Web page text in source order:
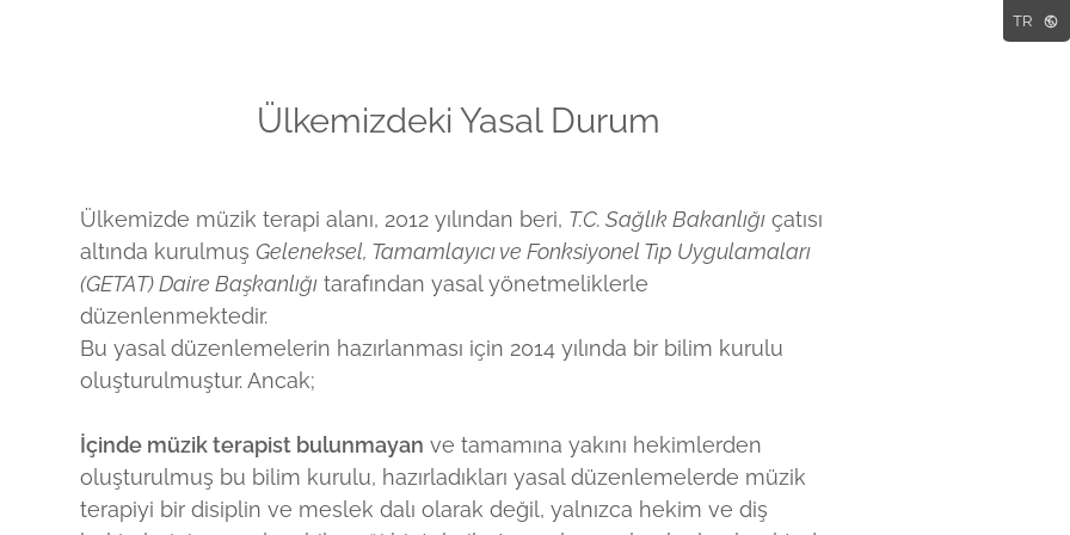
- MTA
MT Eğitimleri
Eğitimleri
MT Dersi
(Ücretsiz)
MT (Ücr.)
- Oxford
- Oxford
Birliği AMTA
TR
Ülkemizdeki Yasal Durum
Ülkemizde müzik terapi alanı, 2012 yılından beri, T.C. Sağlık Bakanlığıçatısı
altında kurulmuş Geleneksel, Tamamlayıcı ve Fonksiyonel Tıp Uygulamaları
(GETAT) Daire Başkanlığıtarafından yasal yönetmeliklerle
düzenlenmektedir.
Bu yasal düzenlemelerin hazırlanması için 2014 yılında bir bilim kurulu
oluşturulmuştur. Ancak;
İçinde müzik terapist bulunmayan ve tamamına yakını hekimlerden
oluşturulmuş bu bilim kurulu, hazırladıkları yasal düzenlemelerde müzik
terapiyi bir disiplin ve meslek dalı olarak değil, yalnızca hekim ve diş